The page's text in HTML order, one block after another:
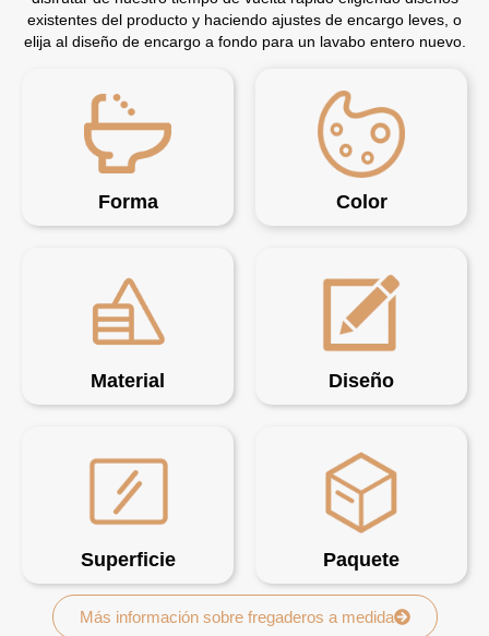
existentes del producto y haciendo ajustes de encargo leves, o
elija al diseño de encargo a fondo para un lavabo entero nuevo.
Forma Color
Material Diseño
Superficie Paquete
Más información sobre fregaderos a medida